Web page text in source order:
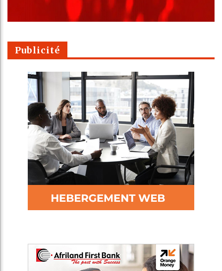
Publicité